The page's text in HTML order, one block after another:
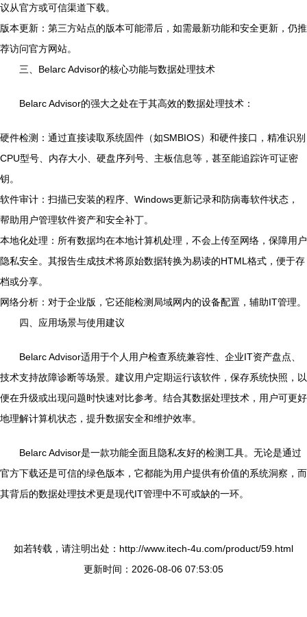
议从官方或可信渠道下载。
版本更新：第三方站点的版本可能滞后，如需最新功能和安全更新，仍推
荐访问官方网站。
三、Belarc Advisor的核心功能与数据处理技术
Belarc Advisor的强大之处在于其高效的数据处理技术：
硬件检测：通过直接读取系统固件（如SMBIOS）和硬件接口，精准识别
CPU型号、内存大小、硬盘序列号、主板信息等，甚至能追踪许可证密
钥。
软件审计：扫描已安装的程序、Windows更新记录和防病毒软件状态，
帮助用户管理软件资产和安全补丁。
本地化处理：所有数据均在本地计算机处理，不会上传至网络，保障用户
隐私安全。其报告生成技术将原始数据转换为易读的HTML格式，便于存
档或分享。
网络分析：对于企业版，它还能检测局域网内的设备配置，辅助IT管理。
四、应用场景与使用建议
Belarc Advisor适用于个人用户检查系统兼容性、企业IT资产盘点、
技术支持故障诊断等场景。建议用户定期运行该软件，保存系统快照，以
便在升级或出现问题时快速对比参考。结合其数据处理技术，用户可更好
地理解计算机状态，提升数据安全和维护效率。
Belarc Advisor是一款功能全面且隐私友好的检测工具。无论是通过
官方下载还是可信的绿色版本，它都能为用户提供有价值的系统洞察，而
其背后的数据处理技术更是现代IT管理中不可或缺的一环。
如若转载，请注明出处：http://www.itech-4u.com/product/59.html
更新时间：2026-08-06 07:53:05